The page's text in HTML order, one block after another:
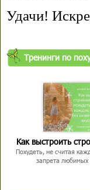
Удачи!
Тренинги по
Как выстроить
Похудеть, не считая
запрета любимых